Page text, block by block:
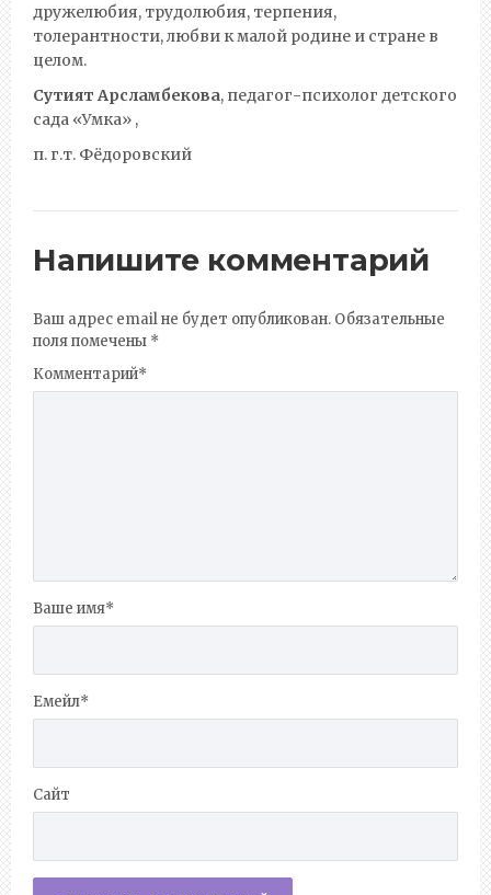
дружелюбия, трудолюбия, терпения,
толерантности, любви к малой родине и стране в
целом.
Сутият Арсламбекова, педагог-психолог детского
сада «Умка» ,
п. г.т. Фёдоровский
Напишите комментарий
Ваш адрес email не будет опубликован. Обязательные
поля помечены *
Комментарий*
Ваше имя*
Емейл*
Сайт